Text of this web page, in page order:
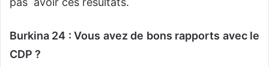
Burkina 24 : Vous avez de bons rapports avec le
CDP ?